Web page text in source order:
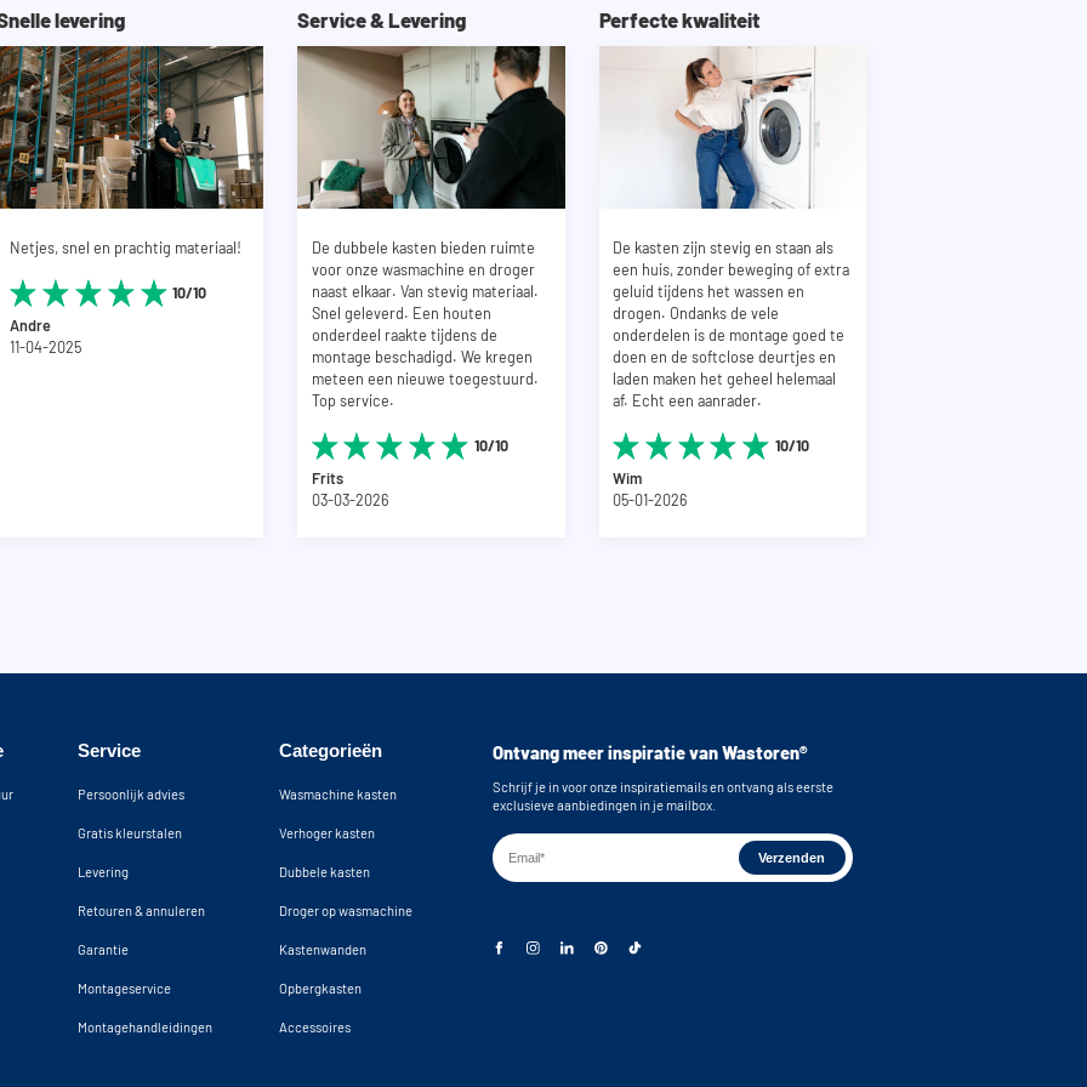
kan trillen en de kast niet kan
muur worden geplaatst. De open
de machines. In totaal heb je dus
en leidingwerk. Mocht je meer
op met onze klantenservice.
machines geleverd.
Afmetingen nis voor machine: 63 x 87 x 65 cm (BxHxD). Let op:
de beschikbare staruimte (voor de machine) op de metalen plaat
heeft een diepte van 58,3cm
Kleur interieur: Het interieur heeft dezelfde kleur als het
exterieur, behalve de uitschuifbare delen.
Kleur uitschuifbare delen: Wit
levering
Netjes, snel en prachtig materiaal!
10/10
Andre
11-04-2025
Service & Levering
De dubbele kasten bieden ruimte
voor onze wasmachine en droger
naast elkaar. Van stevig materiaal.
Snel geleverd. Een houten
onderdeel raakte tijdens de
montage beschadigd. We kregen
meteen een nieuwe toegestuurd.
Top service.
10/10
Frits
03-03-2026
Perfecte kwaliteit
De kasten zijn stevig en staan als
een huis, zonder beweging of extra
geluid tijdens het wassen en
drogen. Ondanks de vele
onderdelen is de montage goed te
doen en de softclose deurtjes en
laden maken het geheel helemaal
af. Echt een aanrader.
10/10
Wim
05-01-2026
Service
Persoonlijk advies
Gratis kleurstalen
Levering
Retouren & annuleren
Garantie
Montageservice
Montagehandleidingen
Categorieën
Wasmachine kasten
Verhoger kasten
Dubbele kasten
Droger op wasmachine
Kastenwanden
Opbergkasten
Accessoires
Ontvang meer inspiratie van Wastoren®
Schrijf je in voor onze inspiratiemails en ontvang als eerste
exclusieve aanbiedingen in je mailbox.